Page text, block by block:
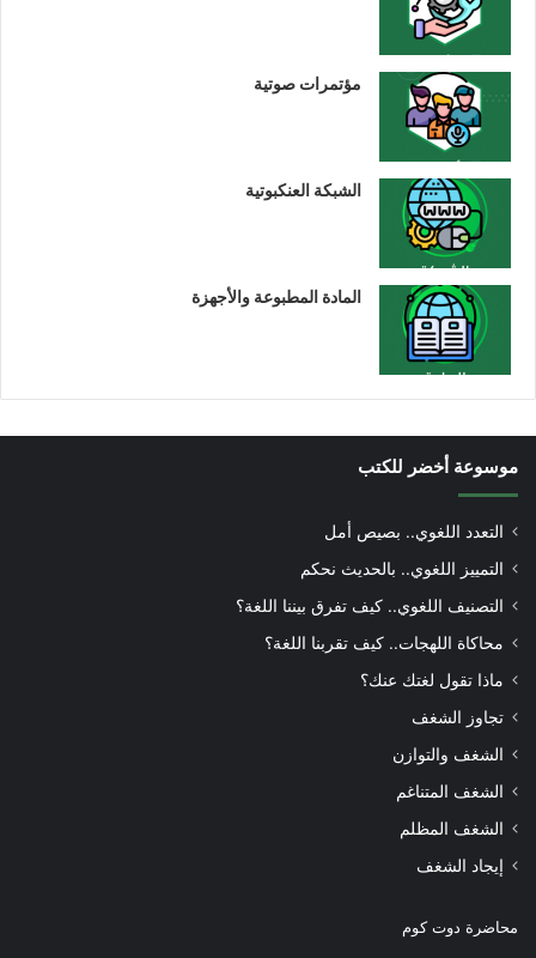
مؤتمرات صوتية
الشبكة العنكبوتية
المادة المطبوعة والأجهزة
موسوعة أخضر للكتب
التعدد اللغوي.. بصيص أمل
التمييز اللغوي.. بالحديث نحكم
التصنيف اللغوي.. كيف تفرق بيننا اللغة؟
محاكاة اللهجات.. كيف تقربنا اللغة؟
ماذا تقول لغتك عنك؟
تجاوز الشغف
الشغف والتوازن
الشغف المتناغم
الشغف المظلم
إيجاد الشغف
محاضرة دوت كوم